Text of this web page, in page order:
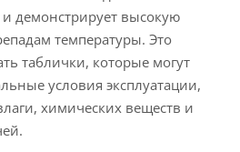
демонстрирует высокую
температуры. Это
таблички, которые могут
условия эксплуатации,
химических веществ и